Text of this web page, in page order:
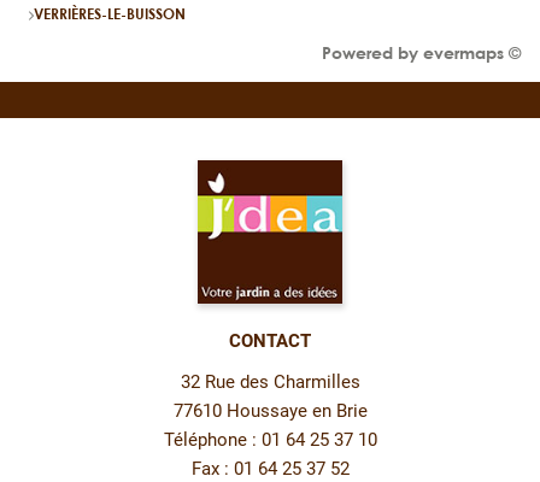
VERRIÈRES-LE-BUISSON
Powered by evermaps ©
CONTACT
32 Rue des Charmilles
77610 Houssaye en Brie
Téléphone : 01 64 25 37 10
Fax : 01 64 25 37 52